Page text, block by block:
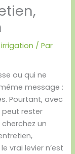
/ Par
ou qui ne
message :
Pourtant, avec
rester
un
vrai levier n’est